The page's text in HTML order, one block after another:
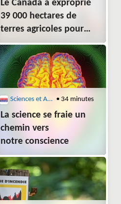
Le Canada a exproprié
39 000 hectares de
terres agricoles pour
bâtir le plus grand
aéroport du monde : 39
ans plus tard, l’aérogare
partait à la pelleteuse
Sciences et Avenir • 34 minutes
La science se fraie un
chemin vers
notre conscience